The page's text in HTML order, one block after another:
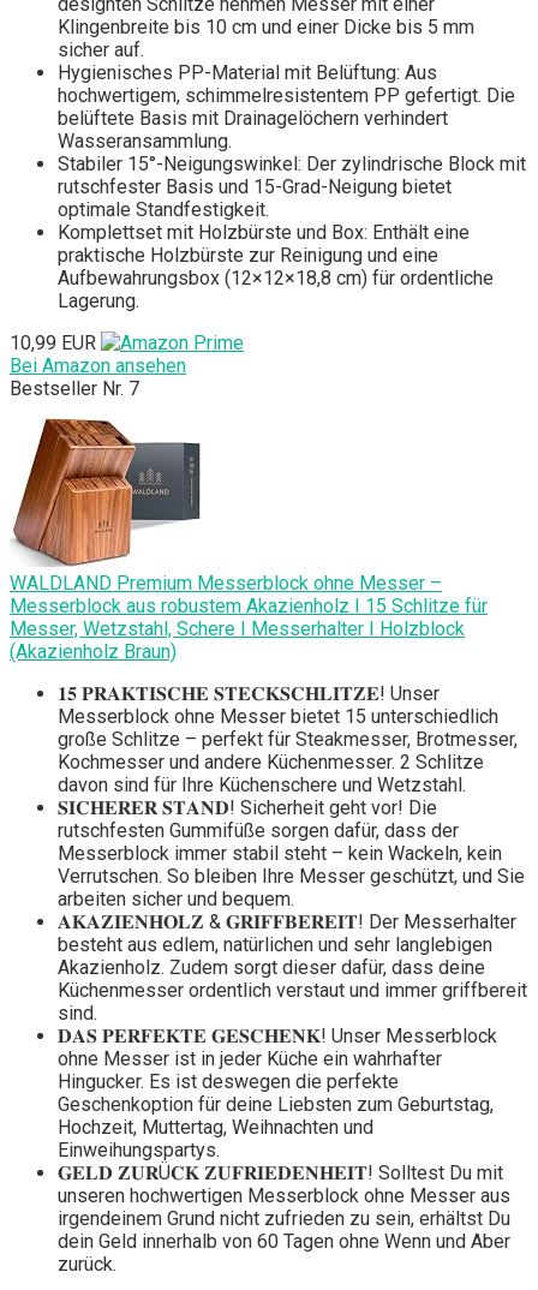
Klingenbreite bis 10 cm und einer Dicke bis 5 mm
sicher auf.
Hygienisches PP-Material mit Belüftung: Aus
hochwertigem, schimmelresistentem PP gefertigt. Die
belüftete Basis mit Drainagelöchern verhindert
Wasseransammlung.
Stabiler 15°-Neigungswinkel: Der zylindrische Block mit
rutschfester Basis und 15-Grad-Neigung bietet
optimale Standfestigkeit.
Komplettset mit Holzbürste und Box: Enthält eine
praktische Holzbürste zur Reinigung und eine
Aufbewahrungsbox (12×12×18,8 cm) für ordentliche
Lagerung.
10,99 EUR
Bei Amazon ansehen
Bestseller Nr. 7
WALDLAND Premium Messerblock ohne Messer –
Messerblock aus robustem Akazienholz I 15 Schlitze für
Messer, Wetzstahl, Schere I Messerhalter I Holzblock
(Akazienholz Braun)
𝟏𝟓 𝐏𝐑𝐀𝐊𝐓𝐈𝐒𝐂𝐇𝐄 𝐒𝐓𝐄𝐂𝐊𝐒𝐂𝐇𝐋𝐈𝐓𝐙𝐄! Unser
Messerblock ohne Messer bietet 15 unterschiedlich
große Schlitze – perfekt für Steakmesser, Brotmesser,
Kochmesser und andere Küchenmesser. 2 Schlitze
davon sind für Ihre Küchenschere und Wetzstahl.
𝐒𝐈𝐂𝐇𝐄𝐑𝐄𝐑 𝐒𝐓𝐀𝐍𝐃! Sicherheit geht vor! Die
rutschfesten Gummifüße sorgen dafür, dass der
Messerblock immer stabil steht – kein Wackeln, kein
Verrutschen. So bleiben Ihre Messer geschützt, und Sie
arbeiten sicher und bequem.
𝐀𝐊𝐀𝐙𝐈𝐄𝐍𝐇𝐎𝐋𝐙 & 𝐆𝐑𝐈𝐅𝐅𝐁𝐄𝐑𝐄𝐈𝐓! Der Messerhalter
besteht aus edlem, natürlichen und sehr langlebigen
Akazienholz. Zudem sorgt dieser dafür, dass deine
Küchenmesser ordentlich verstaut und immer griffbereit
sind.
𝐃𝐀𝐒 𝐏𝐄𝐑𝐅𝐄𝐊𝐓𝐄 𝐆𝐄𝐒𝐂𝐇𝐄𝐍𝐊! Unser Messerblock
ohne Messer ist in jeder Küche ein wahrhafter
Hingucker. Es ist deswegen die perfekte
Geschenkoption für deine Liebsten zum Geburtstag,
Hochzeit, Muttertag, Weihnachten und
Einweihungspartys.
𝐆𝐄𝐋𝐃 𝐙𝐔𝐑Ü𝐂𝐊 𝐙𝐔𝐅𝐑𝐈𝐄𝐃𝐄𝐍𝐇𝐄𝐈𝐓! Solltest Du mit
unseren hochwertigen Messerblock ohne Messer aus
irgendeinem Grund nicht zufrieden zu sein, erhältst Du
dein Geld innerhalb von 60 Tagen ohne Wenn und Aber
zurück.